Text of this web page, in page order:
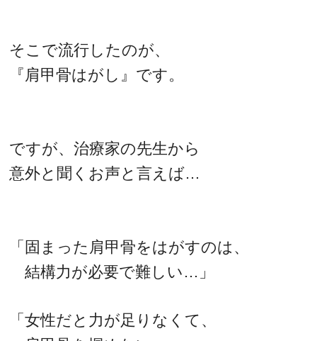
そこで流行したのが、
『肩甲骨はがし』です。
ですが、治療家の先生から
意外と聞くお声と言えば…
「固まった肩甲骨をはがすのは、
結構力が必要で難しい…」
「女性だと力が足りなくて、